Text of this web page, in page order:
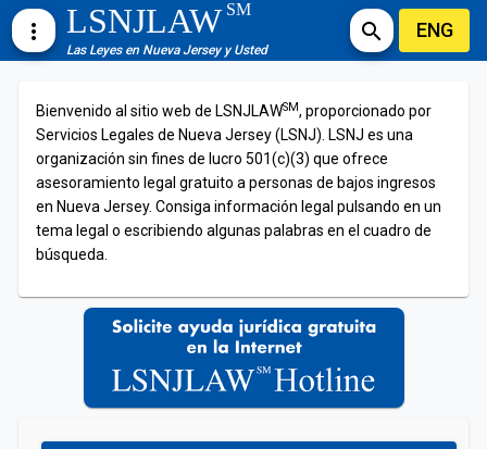
more_vert LSNJLAWSM
Las Leyes en Nueva Jersey y Usted
search ENG
Bienvenido al sitio web de LSNJLAWSM, proporcionado por
Servicios Legales de Nueva Jersey (LSNJ). LSNJ es una
organización sin fines de lucro 501(c)(3) que ofrece
asesoramiento legal gratuito a personas de bajos ingresos
en Nueva Jersey. Consiga información legal pulsando en un
tema legal o escribiendo algunas palabras en el cuadro de
búsqueda.